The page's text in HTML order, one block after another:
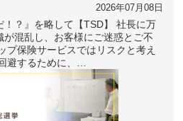
2026年07月08日
！？』を略して【TSD】 社長に万
混乱し、お客様にご迷惑とご不
プ保険サービスではリスクと考え
避するために、…